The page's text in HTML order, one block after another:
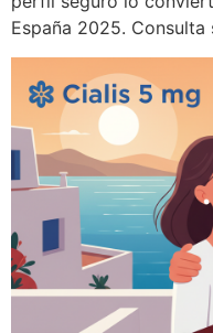
España 2025.